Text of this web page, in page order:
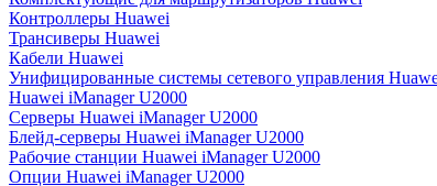
Контроллеры Huawei
Трансиверы Huawei
Кабели Huawei
Унифицированные системы сетевого управления
Huawei iManager U2000
Серверы Huawei iManager U2000
Блейд-серверы Huawei iManager U2000
Рабочие станции Huawei iManager U2000
Опции Huawei iManager U2000